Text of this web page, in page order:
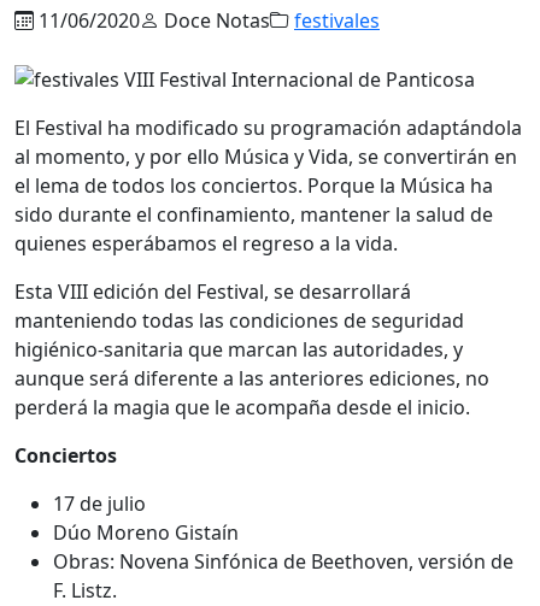
11/06/2020 Doce Notas festivales
El Festival ha modificado su programación adaptándola
al momento, y por ello Música y Vida, se convertirán en
el lema de todos los conciertos. Porque la Música ha
sido durante el confinamiento, mantener la salud de
quienes esperábamos el regreso a la vida.
Esta VIII edición del Festival, se desarrollará
manteniendo todas las condiciones de seguridad
higiénico-sanitaria que marcan las autoridades, y
aunque será diferente a las anteriores ediciones, no
perderá la magia que le acompaña desde el inicio.
Conciertos
17 de julio
Dúo Moreno Gistaín
Obras: Novena Sinfónica de Beethoven, versión de
F. Listz.